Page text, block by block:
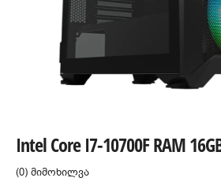
Intel Core I7-10700F RAM
(0) მიმოხილვა